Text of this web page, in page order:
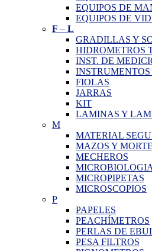
EQUIPOS DE
EQUIPOS DE
F – L
GRADILLAS Y
HIDROMETROS
INST. DE
FIOLAS
JARRAS
KIT
LAMINAS Y
M
MATERIAL
MAZOS Y
MECHEROS
MICROBIOLOGIA
MICROPIPETAS
MICROSCOPIOS
P
PAPELES
PEACHÍMETROS
PERLAS DE
PESA FILTROS